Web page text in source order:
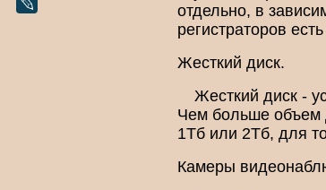
отдельно, в
регистраторов
Жесткий диск.
Жесткий диск -
Чем больше объем
1Тб или 2Тб, для
Камеры